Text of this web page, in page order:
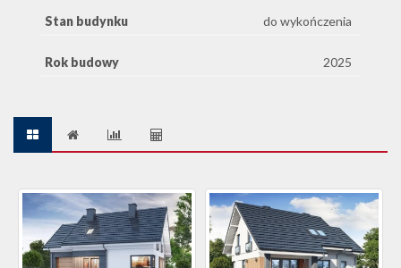
Stan budynku do wykończenia
Rok budowy 2025